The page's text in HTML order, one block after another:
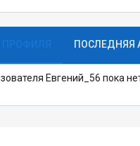
ПОСЛЕДНЯЯ
Евгений_56 пока